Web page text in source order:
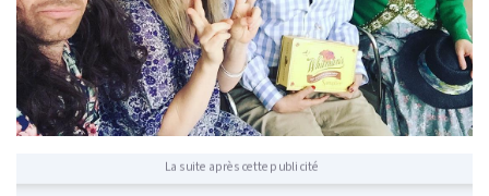
La suite après cette publicité